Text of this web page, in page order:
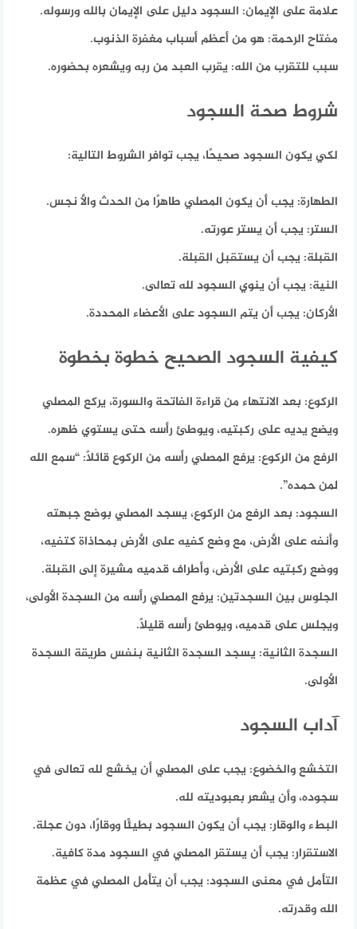
علامة على الإيمان: السجود دليل على الإيمان بالله ورسوله.
مفتاح الرحمة: هو من أعظم أسباب مغفرة الذنوب.
سبب للتقرب من الله: يقرب العبد من ربه ويشعره بحضوره.
شروط صحة السجود
لكي يكون السجود صحيحًا، يجب توافر الشروط التالية:
الطهارة: يجب أن يكون المصلي طاهرًا من الحدث والأ نجس.
الستر: يجب أن يستر عورته.
القبلة: يجب أن يستقبل القبلة.
النية: يجب أن ينوي السجود لله تعالى.
الأركان: يجب أن يتم السجود على الأعضاء المحددة.
كيفية السجود الصحيح خطوة بخطوة
الركوع: بعد الانتهاء من قراءة الفاتحة والسورة، يركع المصلي
ويضع يديه على ركبتيه، ويوطئ رأسه حتى يستوي ظهره.
الرفع من الركوع: يرفع المصلي رأسه من الركوع قائلاً: “سمع الله
لمن حمده”.
السجود: بعد الرفع من الركوع، يسجد المصلي بوضع جبهته
وأنفه على الأرض، مع وضع كفيه على الأرض بمحاذاة كتفيه،
ووضع ركبتيه على الأرض، وأطراف قدميه مشيرة إلى القبلة.
الجلوس بين السجدتين: يرفع المصلي رأسه من السجدة الأولى،
ويجلس على قدميه، ويوطئ رأسه قليلاً.
السجدة الثانية: يسجد السجدة الثانية بنفس طريقة السجدة
الأولى.
آداب السجود
التخشع والخضوع: يجب على المصلي أن يخشع لله تعالى في
سجوده، وأن يشعر بعبوديته لله.
البطء والوقار: يجب أن يكون السجود بطيئًا ووقارًا، دون عجلة.
الاستقرار: يجب أن يستقر المصلي في السجود مدة كافية.
التأمل في معنى السجود: يجب أن يتأمل المصلي في عظمة
الله وقدرته.